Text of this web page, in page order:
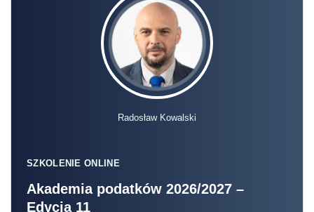
Radosław Kowalski
SZKOLENIE ONLINE
Akademia podatków 2026/2027 –
Edycja 11